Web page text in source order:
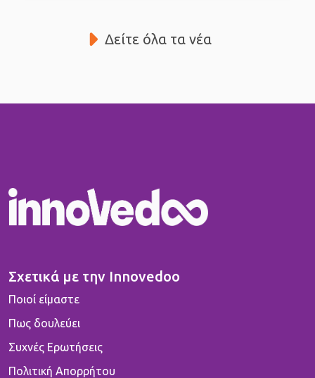
Δείτε όλα τα νέα
Σχετικά με την Innovedoo
Ποιοί είμαστε
Πως δουλεύει
Συχνές Ερωτήσεις
Πολιτική Απορρήτου